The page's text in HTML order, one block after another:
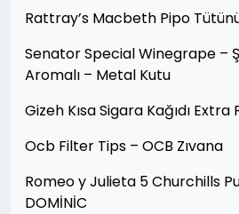
Rattray’s Macbeth Pipo
Senator Special Winegrape –
Aromalı – Metal Kutu
Gizeh Kısa Sigara Kağıdı Extra
Ocb Filter Tips – OCB Zıvana
Romeo y Julieta 5 Churchills
DOMİNİC